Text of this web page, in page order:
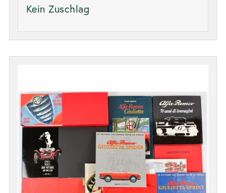
Kein Zuschlag